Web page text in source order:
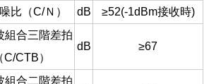
比（C/Ｎ） dB ≥52(-1dBm接收時)
組合三階差拍
C/CTB）
dB ≥67
組合二階差拍